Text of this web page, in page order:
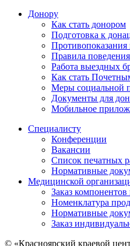
Донору
Как стать донором
Подготовка к
Противопоказания
Правила
Работа выездных
Как стать
Меры социальной
Документы для
Мобильное
Специалисту
Конференции
Вакансии
Список печатных
Нормативные
Медицинской
Заказ компонентов
Номенклатура
Нормативные
Заказ
© «Красноярский краевой